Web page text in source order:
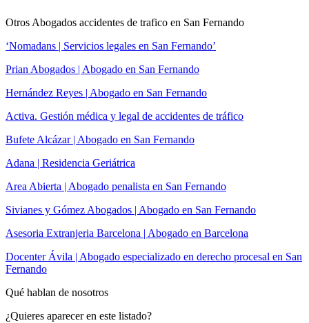
Otros Abogados accidentes de trafico en San Fernando
‘Nomadans | Servicios legales en San Fernando’
Prian Abogados | Abogado en San Fernando
Hernández Reyes | Abogado en San Fernando
Activa. Gestión médica y legal de accidentes de tráfico
Bufete Alcázar | Abogado en San Fernando
Adana | Residencia Geriátrica
Area Abierta | Abogado penalista en San Fernando
Sivianes y Gómez Abogados | Abogado en San Fernando
Asesoria Extranjeria Barcelona | Abogado en Barcelona
Docenter Ávila | Abogado especializado en derecho procesal en San
Fernando
Qué hablan de nosotros
¿Quieres aparecer en este listado?